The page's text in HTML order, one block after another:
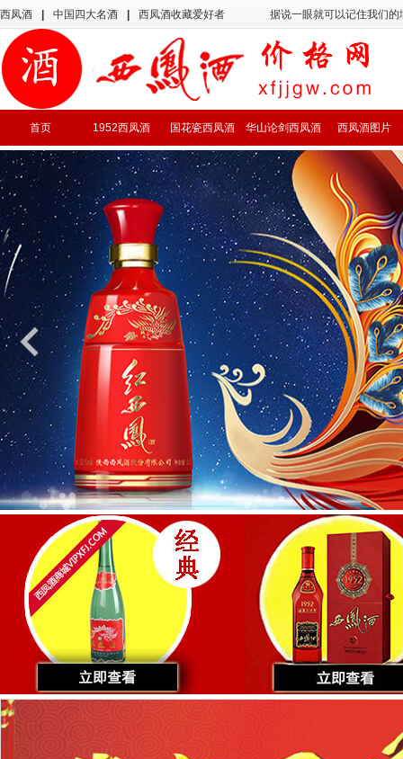
西凤酒 中国四大名酒 西凤酒收藏爱好者 据说一眼就可以记住我们
首页 1952西凤酒 国花瓷西凤酒 华山论剑西凤酒 西凤酒图片